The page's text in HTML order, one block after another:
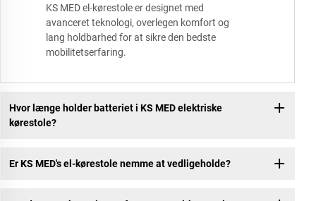
KS MED el-kørestole er designet med
avanceret teknologi, overlegen komfort og
lang holdbarhed for at sikre den bedste
mobilitetserfaring.
Hvor længe holder batteriet i KS MED elektriske
kørestole?
Er KS MED's el-kørestole nemme at vedligeholde?